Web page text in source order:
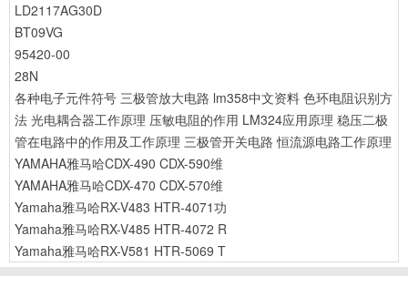
LD2117AG30D
BT09VG
95420-00
28N
各种电子元件符号 三极管放大电路 lm358中文资料 色环电阻识别方
法 光电耦合器工作原理 压敏电阻的作用 LM324应用原理 稳压二极
管在电路中的作用及工作原理 三极管开关电路 恒流源电路工作原理
YAMAHA雅马哈CDX-490 CDX-590维
YAMAHA雅马哈CDX-470 CDX-570维
Yamaha雅马哈RX-V483 HTR-4071功
Yamaha雅马哈RX-V485 HTR-4072 R
Yamaha雅马哈RX-V581 HTR-5069 T